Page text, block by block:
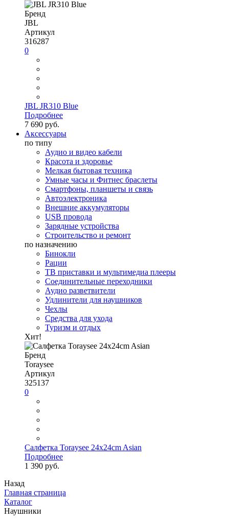
Бренд
JBL
Артикул
316287
0
JBL JR310 Blue
Подробнее
7 690 руб.
Аксессуары
по типу
Аудио и видео кабели
Красота и здоровье
Мелкая бытовая техника
Умные часы и Фитнес браслеты
Смартфоны, планшеты и связь
Автоэлектроника
Внешние аккумуляторы
USB провода
Зарядные устройства
Строительство и ремонт
по назначению
Бинокли
Рации
ТВ приставки и мультимедиа плееры
Соединительные переходники
Аудио разветвители
Удлинители для наушников
Чехлы
Средства для ухода
Туризм и отдых
Хит!
Бренд
Toraysee
Артикул
325137
0
Салфетка Toraysee 24x24cm Asian
Подробнее
1 390 руб.
Назад
Главная страница
Каталог
Наушники